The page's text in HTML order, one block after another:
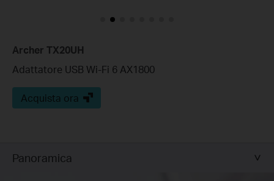
Archer TX20UH
Adattatore USB Wi-Fi 6 AX1800
Acquista ora
Panoramica